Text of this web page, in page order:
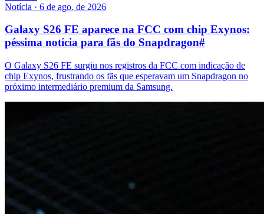
Notícia · 6 de ago. de 2026
Galaxy S26 FE aparece na FCC com chip Exynos:
péssima notícia para fãs do Snapdragon#
O Galaxy S26 FE surgiu nos registros da FCC com indicação de
chip Exynos, frustrando os fãs que esperavam um Snapdragon no
próximo intermediário premium da Samsung.